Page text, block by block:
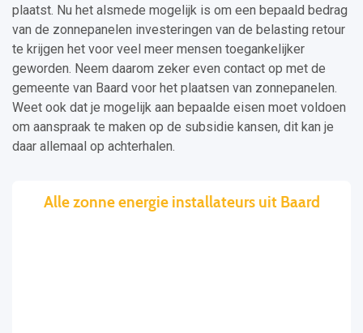
plaatst. Nu het alsmede mogelijk is om een bepaald bedrag
van de zonnepanelen investeringen van de belasting retour
te krijgen het voor veel meer mensen toegankelijker
geworden. Neem daarom zeker even contact op met de
gemeente van Baard voor het plaatsen van zonnepanelen.
Weet ook dat je mogelijk aan bepaalde eisen moet voldoen
om aanspraak te maken op de subsidie kansen, dit kan je
daar allemaal op achterhalen.
Alle zonne energie installateurs uit Baard